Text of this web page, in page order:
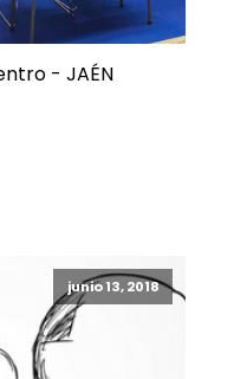
- JAÉN
junio 13, 2018